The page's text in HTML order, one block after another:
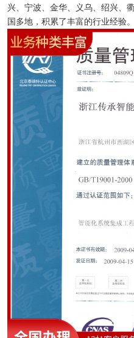
兴、宁波、金华、义乌、绍兴、
国多地，积累了丰富的行业经验。